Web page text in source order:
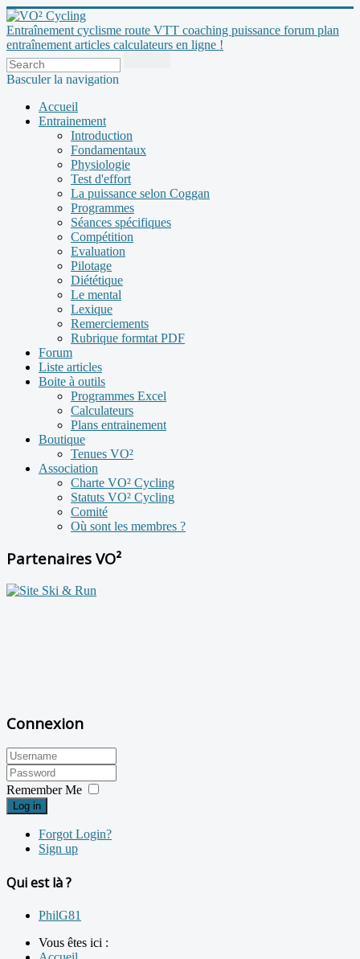
Entraînement cyclisme route VTT coaching puissance forum plan
entraînement articles calculateurs en ligne !
Basculer la navigation
Accueil
Entrainement
Introduction
Fondamentaux
Physiologie
Test d'effort
La puissance selon Coggan
Programmes
Séances spécifiques
Compétition
Evaluation
Pilotage
Diététique
Le mental
Lexique
Remerciements
Rubrique formtat PDF
Forum
Liste articles
Boite à outils
Programmes Excel
Calculateurs
Plans entrainement
Boutique
Tenues VO²
Association
Charte VO² Cycling
Statuts VO² Cycling
Comité
Où sont les membres ?
Partenaires VO²
Connexion
Remember Me
Log in
Forgot Login?
Sign up
Qui est là ?
PhilG81
Vous êtes ici :